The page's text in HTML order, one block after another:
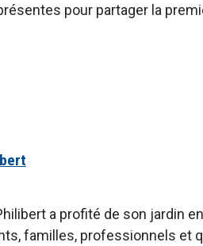
pour partager la
a profité de son jardin
familles, professionnels et